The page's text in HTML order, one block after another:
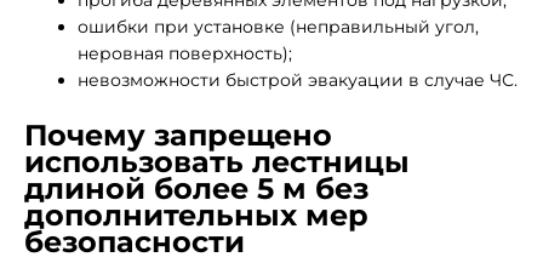
ошибки при установке (неправильный угол,
неровная поверхность);
невозможности быстрой эвакуации в случае ЧС.
Почему запрещено
использовать лестницы
длиной более 5 м без
дополнительных мер
безопасности